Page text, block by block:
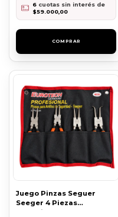
6 cuotas sin interés de
$59.000,00
Juego Pinzas Seguer
Seeger 4 Piezas
Profesional